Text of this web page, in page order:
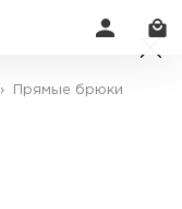
› Прямые брюки